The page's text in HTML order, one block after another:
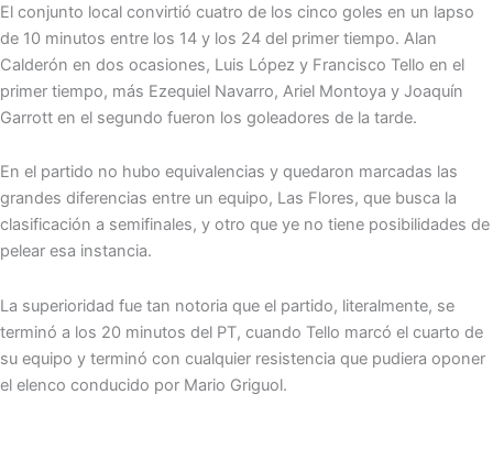
El conjunto local convirtió cuatro de los cinco goles en un lapso
de 10 minutos entre los 14 y los 24 del primer tiempo. Alan
Calderón en dos ocasiones, Luis López y Francisco Tello en el
primer tiempo, más Ezequiel Navarro, Ariel Montoya y Joaquín
Garrott en el segundo fueron los goleadores de la tarde.
En el partido no hubo equivalencias y quedaron marcadas las
grandes diferencias entre un equipo, Las Flores, que busca la
clasificación a semifinales, y otro que ye no tiene posibilidades de
pelear esa instancia.
La superioridad fue tan notoria que el partido, literalmente, se
terminó a los 20 minutos del PT, cuando Tello marcó el cuarto de
su equipo y terminó con cualquier resistencia que pudiera oponer
el elenco conducido por Mario Griguol.